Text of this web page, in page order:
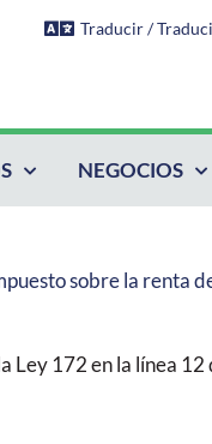
Traducir /
NEGOCIOS
sobre la renta
172 en la línea